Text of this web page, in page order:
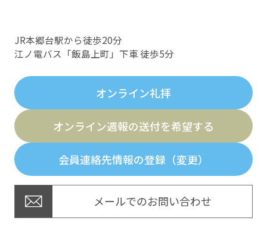
JR本郷台駅から徒歩20分
江ノ電バス「飯島上町」下車 徒歩5分
オンライン礼拝
オンライン週報の送付を希望する
会員連絡先情報の登録（変更）
メールでのお問い合わせ